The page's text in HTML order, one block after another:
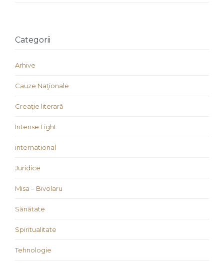
Categorii
Arhive
Cauze Naţionale
Creaţie literară
Intense Light
international
Juridice
Misa – Bivolaru
Sănătate
Spiritualitate
Tehnologie